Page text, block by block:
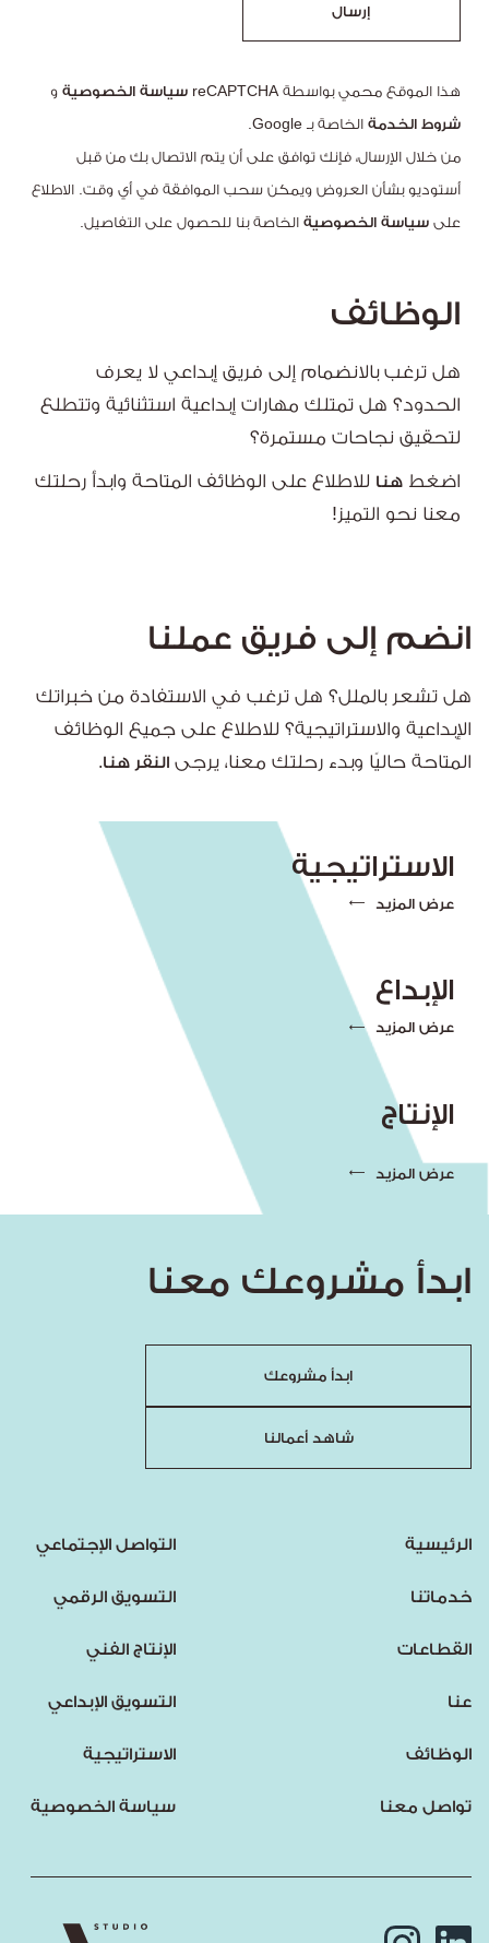
إرسال
هذا الموقع محمي بواسطة reCAPTCHA سياسة الخصوصية و
شروط الخدمة الخاصة بـ Google.
من خلال الإرسال، فإنك توافق على أن يتم الاتصال بك من قبل
أستوديو بشأن العروض ويمكن سحب الموافقة في أي وقت. الاطلاع
علىسياسة الخصوصية الخاصة بنا للحصول على التفاصيل.
الوظائف
هل ترغب بالانضمام إلى فريق إبداعي لا يعرف
الحدود؟ هل تمتلك مهارات إبداعية استثنائية وتتطلع
لتحقيق نجاحات مستمرة؟
اضغطهنا للاطلاع على الوظائف المتاحة وابدأ رحلتك
معنا نحو التميز!
انضم إلى فريق عملنا
هل تشعر بالملل؟ هل ترغب في الاستفادة من خبراتك
الإبداعية والاستراتيجية؟ للاطلاع على جميع الوظائف
المتاحة حاليًا وبدء رحلتك معنا، يرجى النقر هنا.
الاستراتيجية
عرض المزيد
الإبداع
عرض المزيد
الإنتاج
عرض المزيد
ابدأ مشروعك معنا
ابدأ مشروعك
شاهد أعمالنا
الرئيسية
خدماتنا
القطاعات
عنا
الوظائف
تواصل معنا
التواصل الإجتماعي
التسويق الرقمي
الإنتاج الفني
التسويق الإبداعي
الاستراتيجية
سياسة الخصوصية